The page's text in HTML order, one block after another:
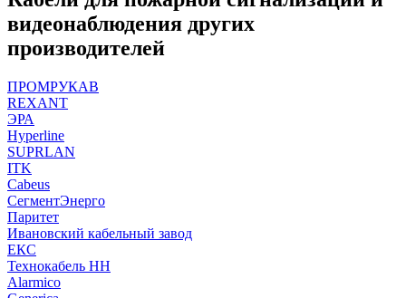
видеонаблюдения других
производителей
ПРОМРУКАВ
REXANT
ЭРА
Hyperline
SUPRLAN
ITK
Cabeus
СегментЭнерго
Паритет
Ивановский кабельный завод
ЕКС
Технокабель НН
Alarmico